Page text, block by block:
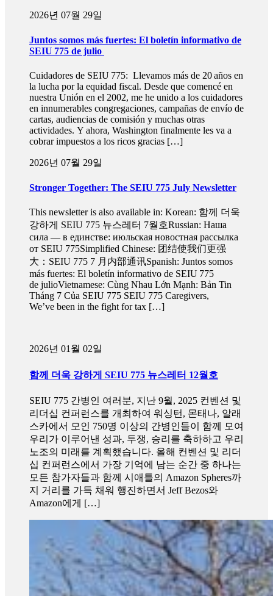
2026년 07월 29일
Juntos somos más fuertes: El boletín informativo de
SEIU 775 de julio
Cuidadores de SEIU 775: Llevamos más de 20 años en
la lucha por la equidad fiscal. Desde que comencé en
nuestra Unión en el 2002, me he unido a los cuidadores
en innumerables congregaciones, campañas de envío de
cartas, audiencias de comisión y muchas otras
actividades. Y ahora, Washington finalmente les va a
cobrar impuestos a los ricos gracias […]
2026년 07월 29일
Stronger Together: The SEIU 775 July Newsletter
This newsletter is also available in: Korean: 함께 더욱
강하게 SEIU 775 뉴스레터 7월호Russian: Наша
сила — в единстве: июльская новостная рассылка
от SEIU 775Simplified Chinese: 团结使我们更强
大：SEIU 775 7 月内部通讯Spanish: Juntos somos
más fuertes: El boletín informativo de SEIU 775
de julioVietnamese: Cùng Nhau Lớn Mạnh: Bản Tin
Tháng 7 Của SEIU 775 SEIU 775 Caregivers,
We’ve been in the fight for tax […]
2026년 01월 02일
함께 더욱 강하게 SEIU 775 뉴스레터 12월호
SEIU 775 간병인 여러분, 지난 9월, 2025 컨벤션 및
리더십 컨퍼런스를 개최하여 워싱턴, 몬태나, 알래
스카에서 모인 750명 이상의 간병인들이 함께 모여
우리가 이루어낸 성과, 투쟁, 승리를 축하하고 우리
노조의 미래를 계획했습니다. 올해 컨벤션 및 리더
십 컨퍼런스에서 가장 기억에 남는 순간 중 하나는
모든 참가자들과 함께 시애틀의 Amazon Spheres까
지 거리를 가득 채워 행진하면서 Jeff Bezos와
Amazon에게 […]